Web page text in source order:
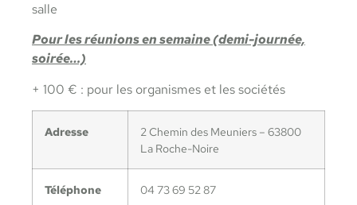
salle
Pour les réunions en semaine (demi-journée,
soirée…)
+ 100 € : pour les organismes et les sociétés
Adresse
2 Chemin des Meuniers – 63800
La Roche-Noire
Téléphone 04 73 69 52 87